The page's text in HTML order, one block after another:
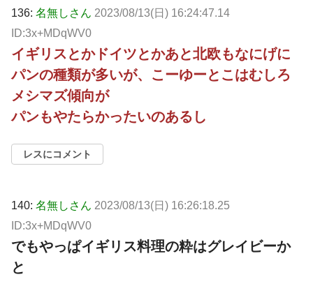
136: 名無しさん 2023/08/13(日) 16:24:47.14
ID:3x+MDqWV0
イギリスとかドイツとかあと北欧もなにげに
パンの種類が多いが、こーゆーとこはむしろ
メシマズ傾向が
パンもやたらかったいのあるし
レスにコメント
140: 名無しさん 2023/08/13(日) 16:26:18.25
ID:3x+MDqWV0
でもやっぱイギリス料理の粋はグレイビーか
と